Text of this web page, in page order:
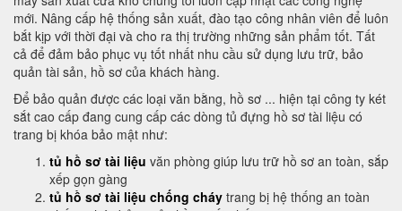
mới. Nâng cấp hệ thống sản xuất, đào tạo công nhân viên để luôn
bắt kịp với thời đại và cho ra thị trường những sản phẩm tốt. Tất
cả để đảm bảo phục vụ tốt nhất nhu cầu sử dụng lưu trữ, bảo
quản tài sản, hồ sơ của khách hàng.
Để bảo quản được các loại văn bằng, hồ sơ ... hiện tại công ty két
sắt cao cấp đang cung cấp các dòng tủ đựng hồ sơ tài liệu có
trang bị khóa bảo mật như:
tủ hồ sơ tài liệu văn phòng giúp lưu trữ hồ sơ an toàn, sắp
xếp gọn gàng
tủ hồ sơ tài liệu chống cháy trang bị hệ thống an toàn